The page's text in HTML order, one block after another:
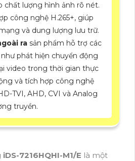
chất lượng hình ảnh rõ nét.
công nghệ H.265+, giúp
và dung lượng lưu trữ.
ra sản phẩm hỗ trợ các
phát hiện chuyển động
video trong thời gian thực
và tích hợp công nghệ
TVI, AHD, CVI và Analog
truyền.
iDS-7216HQHI-M1/E là một